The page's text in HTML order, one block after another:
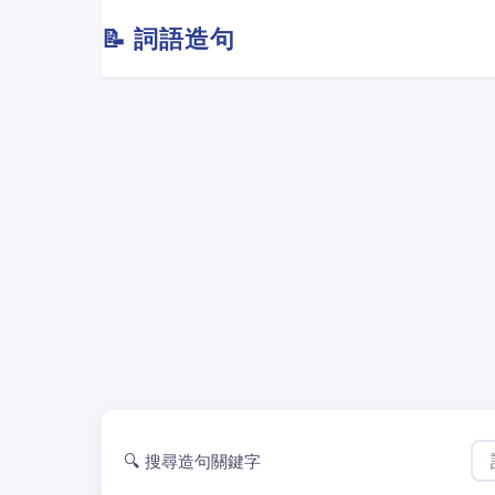
📝 詞語造句
🔍 搜尋造句關鍵字